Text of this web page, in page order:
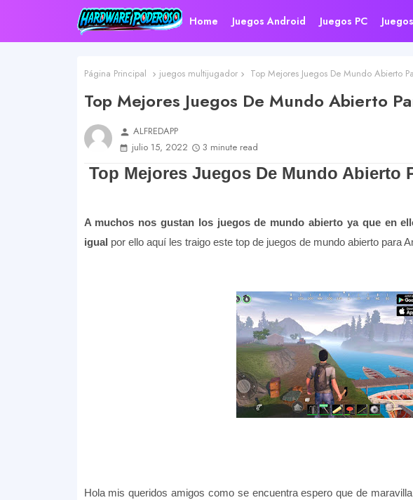
Home Juegos Android Juegos PC
Página Principal juegos multijugador Top Mejores Juegos De Mundo Abierto
Top Mejores Juegos De Mundo Abierto
person ALFREDAPP
julio 15, 2022
3 minute read
Top Mejores Juegos De Mundo Abierto
A muchos nos gustan los juegos de mundo abierto ya que en
igual por ello aquí les traigo este top de juegos de mundo abierto para
Hola mis queridos amigos como se encuentra espero que de